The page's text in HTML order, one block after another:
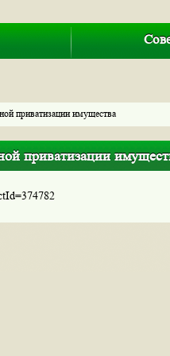
приватизации имущества
приватизации